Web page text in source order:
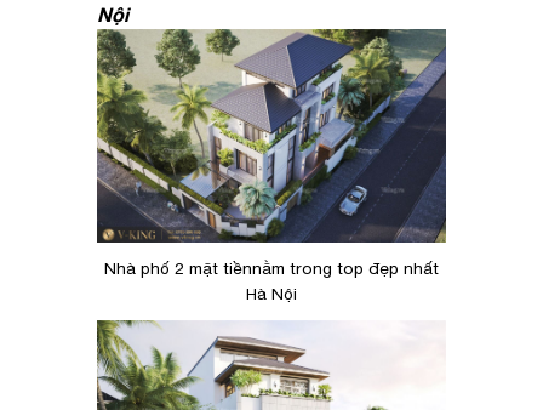
Nội
Nhà phố 2 mặt tiềnnằm trong top đẹp nhất
Hà Nội